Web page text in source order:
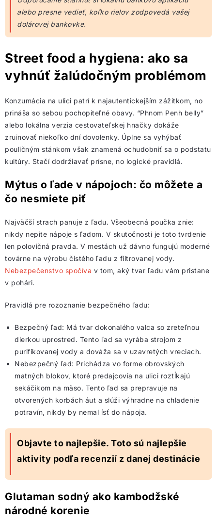
alebo presne vedieť, koľko rielov zodpovedá vašej
dolárovej bankovke.
Street food a hygiena: ako sa
vyhnúť žalúdočným problémom
Konzumácia na ulici patrí k najautentickejším zážitkom, no
prináša so sebou pochopiteľné obavy. “Phnom Penh belly”
alebo lokálna verzia cestovateľskej hnačky dokáže
zruinovať niekoľko dní dovolenky. Úplne sa vyhýbať
pouličným stánkom však znamená ochudobniť sa o podstatu
kultúry. Stačí dodržiavať prísne, no logické pravidlá.
Mýtus o ľade v nápojoch: čo môžete a
čo nesmiete piť
Najväčší strach panuje z ľadu. Všeobecná poučka znie:
nikdy nepite nápoje s ľadom. V skutočnosti je toto tvrdenie
len polovičná pravda. V mestách už dávno fungujú moderné
továrne na výrobu čistého ľadu z filtrovanej vody.
Nebezpečenstvo spočíva v tom, aký tvar ľadu vám pristane
v pohári.
Pravidlá pre rozoznanie bezpečného ľadu:
Bezpečný ľad: Má tvar dokonalého valca so zreteľnou
dierkou uprostred. Tento ľad sa vyrába strojom z
purifikovanej vody a dováža sa v uzavretých vreciach.
Nebezpečný ľad: Prichádza vo forme obrovských
matných blokov, ktoré predajcovia na ulici roztĺkajú
sekáčikom na mäso. Tento ľad sa prepravuje na
otvorených korbách áut a slúži výhradne na chladenie
potravín, nikdy by nemal ísť do nápoja.
Objavte to najlepšie. Toto sú najlepšie
aktivity podľa recenzií z danej destinácie
Glutaman sodný ako kambodžské
národné korenie